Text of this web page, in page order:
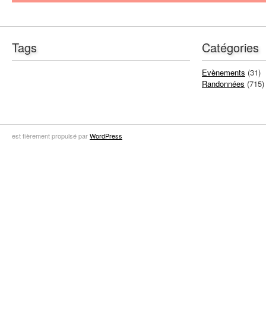
Tags Catégories
Evènements (31)
Randonnées (715)
est fièrement propulsé parWordPress